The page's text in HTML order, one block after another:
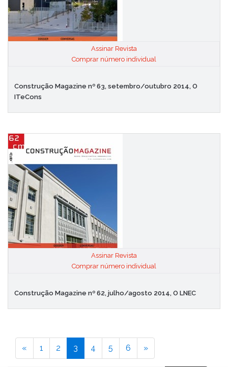
Assinar Revista
Comprar número individual
Construção Magazine nº 63, setembro/outubro 2014, O
ITeCons
Assinar Revista
Comprar número individual
Construção Magazine nº 62, julho/agosto 2014, O LNEC
« 1 2 3 4 5 6 »